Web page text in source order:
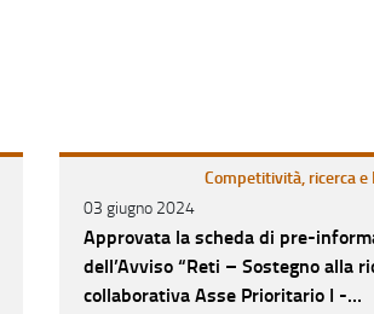
Competitività, ricerca e
03 giugno 2024
Approvata la scheda di pre-
dell’Avviso “Reti – Sostegno alla
collaborativa Asse Prioritario I -